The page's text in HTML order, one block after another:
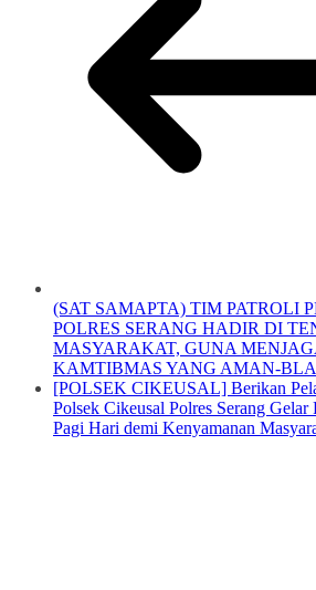
(SAT SAMAPTA) TIM PATROLI
POLRES SERANG HADIR DI
MASYARAKAT, GUNA
KAMTIBMAS YANG AMAN-
[POLSEK CIKEUSAL] Berikan
Polsek Cikeusal Polres Serang
Pagi Hari demi Kenyamanan